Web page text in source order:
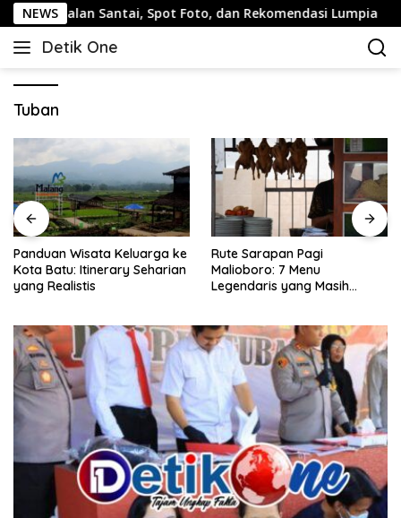
Langsung
ke
konten
NEWS
Santai, Spot Foto, dan Rekomendasi Lumpia
Detik One
Tajam
Tuban
Panduan Wisata Keluarga ke
Kota Batu: Itinerary Seharian
yang Realistis
Rute Sarapan Pagi
Malioboro: 7 Menu
Legendaris yang Masih